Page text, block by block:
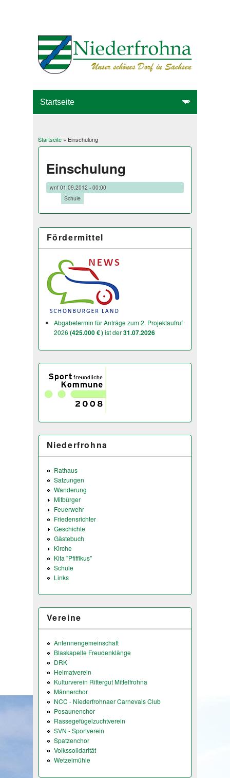
Sie sind hier
Startseite» Einschulung
Einschulung
wnf01.09.2012 - 00:00
Schule
Fördermittel
Abgabetermin für Anträge zum 2. Projektaufruf
2026 (425.000 € )ist der31.07.2026
Niederfrohna
Rathaus
Satzungen
Wanderung
Mitbürger
Feuerwehr
Friedensrichter
Geschichte
Gästebuch
Kirche
Kita "Pfiffikus"
Schule
Links
Vereine
Antennengemeinschaft
Blaskapelle Freudenklänge
DRK
Heimatverein
Kulturverein Rittergut Mittelfrohna
Männerchor
NCC - Niederfrohnaer Carnevals Club
Posaunenchor
Rassegefügelzuchtverein
SVN - Sportverein
Spatzenchor
Volkssolidarität
Wetzelmühle